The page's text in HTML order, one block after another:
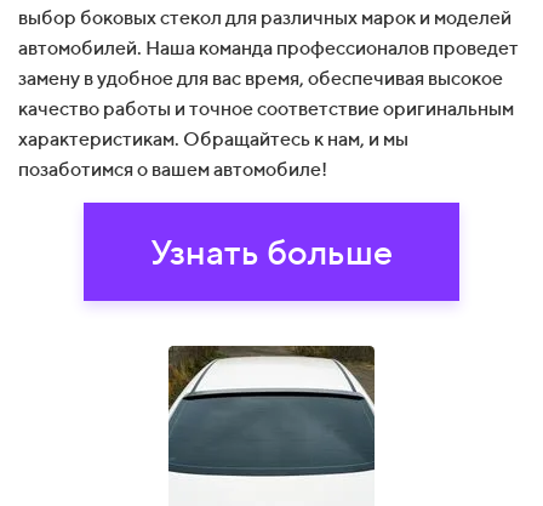
выбор боковых стекол для различных марок и моделей
автомобилей. Наша команда профессионалов проведет
замену в удобное для вас время, обеспечивая высокое
качество работы и точное соответствие оригинальным
характеристикам. Обращайтесь к нам, и мы
позаботимся о вашем автомобиле!
Узнать больше